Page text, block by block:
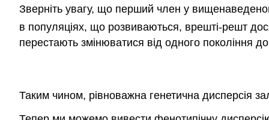
Зверніть увагу, що перший член у
в популяціях, що розвиваються, врешті-решт
перестають змінюватися від одного покоління
Таким чином, рівноважна генетична дисперсія